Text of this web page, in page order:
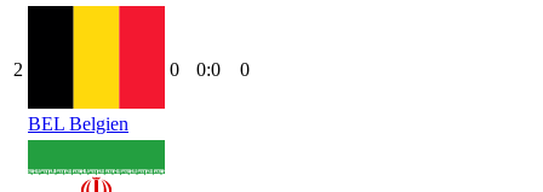
2
BEL Belgien
0 0:0 0